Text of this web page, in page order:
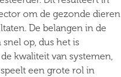
om de gezonde dieren
De belangen in de
op, dus het is
kwaliteit van systemen,
een grote rol in